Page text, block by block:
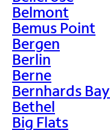
Belmont
Bemus Point
Bergen
Berlin
Berne
Bernhards Bay
Bethel
Big Flats